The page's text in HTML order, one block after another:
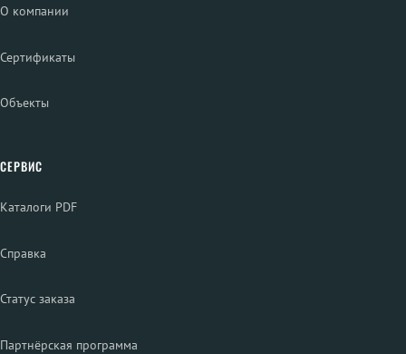
О компании
Сертификаты
Объекты
СЕРВИС
Каталоги PDF
Справка
Статус заказа
Партнёрская программа